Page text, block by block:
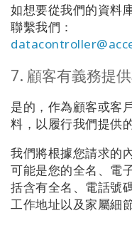
如想要從我們的資料
聯繫我們：
7. 顧客有義務提
是的，作為顧客或客
料，以履行我們提供
我們將根據您請求的
可能是您的全名、電
括含有全名、電話號
工作地址以及家屬細